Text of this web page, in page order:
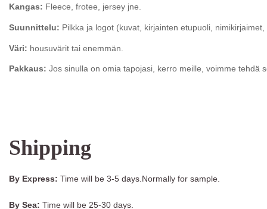
Kangas: Fleece, frotee, jersey jne.
Suunnittelu: Pilkka ja logot (kuvat, kirjainten etupuoli,
Väri: housuvärit tai enemmän.
Pakkaus: Jos sinulla on omia tapojasi, kerro meille, voimme tehdä
Shipping
By Express: Time will be 3-5 days.Normally for sample.
By Sea: Time will be 25-30 days.